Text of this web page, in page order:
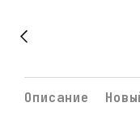
Описание